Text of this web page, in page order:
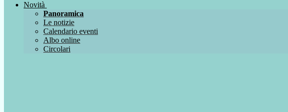
Novità
Panoramica
Le notizie
Calendario eventi
Albo online
Circolari